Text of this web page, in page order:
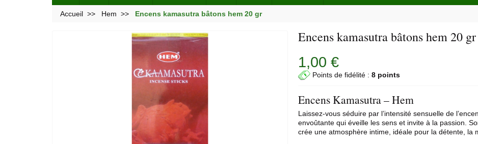
Accueil Hem Encens kamasutra bâtons hem 20 gr
Encens kamasutra bâtons hem 20 gr
1,00 €
Points de fidélité :8 points
Encens Kamasutra – Hem
Laissez-vous séduire par l’intensité sensuelle de
envoûtante qui éveille les sens et invite à la passion.
crée une atmosphère intime, idéale pour la détente, la